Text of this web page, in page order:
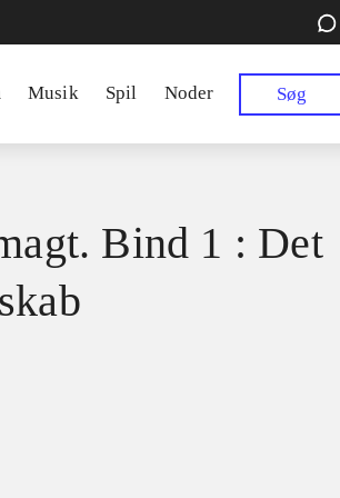
Musik Spil Noder Søg
Bind 1 : Det